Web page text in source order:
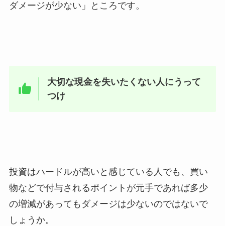
ダメージが少ない」ところです。
大切な現金を失いたくない人にうって
つけ
投資はハードルが高いと感じている人でも、買い
物などで付与されるポイントが元手であれば多少
の増減があってもダメージは少ないのではないで
しょうか。